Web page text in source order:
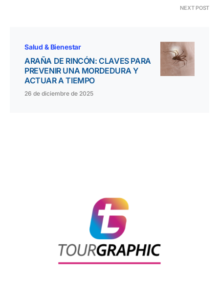
NEXT POST
Salud & Bienestar
ARAÑA DE RINCÓN: CLAVES PARA
PREVENIR UNA MORDEDURA Y
ACTUAR A TIEMPO
26 de diciembre de 2025